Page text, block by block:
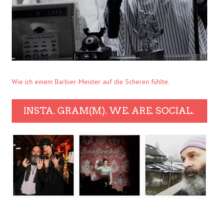
Wie ich einem Barbier-Meister auf die Scheren fühlte.
INSTA. GRAM(M). WE. ARE. SOCIAL.